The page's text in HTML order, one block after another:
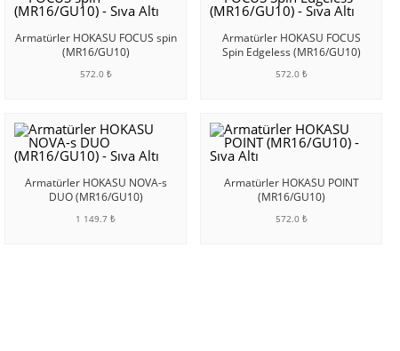
Armatürler HOKASU FOCUS spin
(MR16/GU10)
572.0 ₺
SEPETE EKLE
Armatürler HOKASU FOCUS
Spin Edgeless (MR16/GU10)
572.0 ₺
SEPETE EKLE
Armatürler HOKASU NOVA-s
DUO (MR16/GU10)
1 149.7 ₺
Armatürler HOKASU POINT
(MR16/GU10)
572.0 ₺